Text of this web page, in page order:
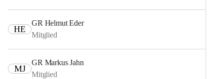
HE
GR Helmut Eder
Mitglied
MJ
GR Markus Jahn
Mitglied